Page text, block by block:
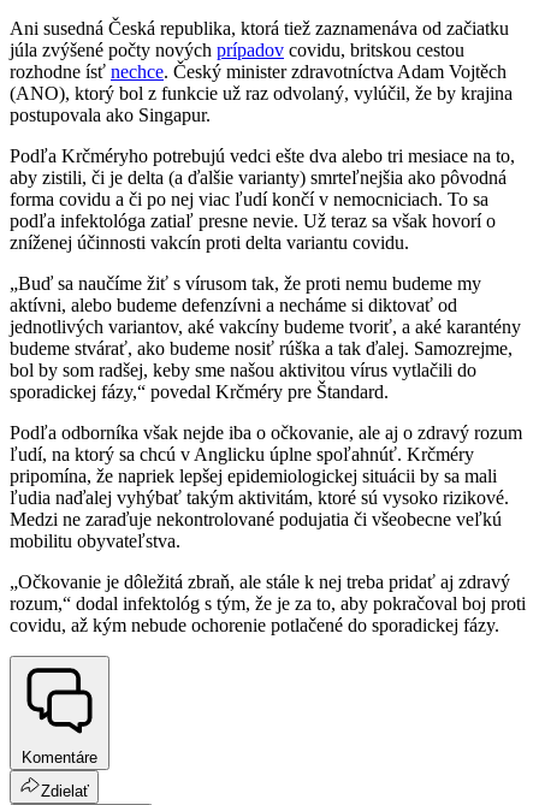
Ani susedná Česká republika, ktorá tiež zaznamenáva od začiatku
júla zvýšené počty nových prípadov covidu, britskou cestou
rozhodne ísť nechce. Český minister zdravotníctva Adam Vojtěch
(ANO), ktorý bol z funkcie už raz odvolaný, vylúčil, že by krajina
postupovala ako Singapur.
Podľa Krčméryho potrebujú vedci ešte dva alebo tri mesiace na to,
aby zistili, či je delta (a ďalšie varianty) smrteľnejšia ako pôvodná
forma covidu a či po nej viac ľudí končí v nemocniciach. To sa
podľa infektológa zatiaľ presne nevie. Už teraz sa však hovorí o
zníženej účinnosti vakcín proti delta variantu covidu.
„Buď sa naučíme žiť s vírusom tak, že proti nemu budeme my
aktívni, alebo budeme defenzívni a necháme si diktovať od
jednotlivých variantov, aké vakcíny budeme tvoriť, a aké karantény
budeme stvárať, ako budeme nosiť rúška a tak ďalej. Samozrejme,
bol by som radšej, keby sme našou aktivitou vírus vytlačili do
sporadickej fázy,“ povedal Krčméry pre Štandard.
Podľa odborníka však nejde iba o očkovanie, ale aj o zdravý rozum
ľudí, na ktorý sa chcú v Anglicku úplne spoľahnúť. Krčméry
pripomína, že napriek lepšej epidemiologickej situácii by sa mali
ľudia naďalej vyhýbať takým aktivitám, ktoré sú vysoko rizikové.
Medzi ne zaraďuje nekontrolované podujatia či všeobecne veľkú
mobilitu obyvateľstva.
„Očkovanie je dôležitá zbraň, ale stále k nej treba pridať aj zdravý
rozum,“ dodal infektológ s tým, že je za to, aby pokračoval boj proti
covidu, až kým nebude ochorenie potlačené do sporadickej fázy.
Komentáre
Zdielať